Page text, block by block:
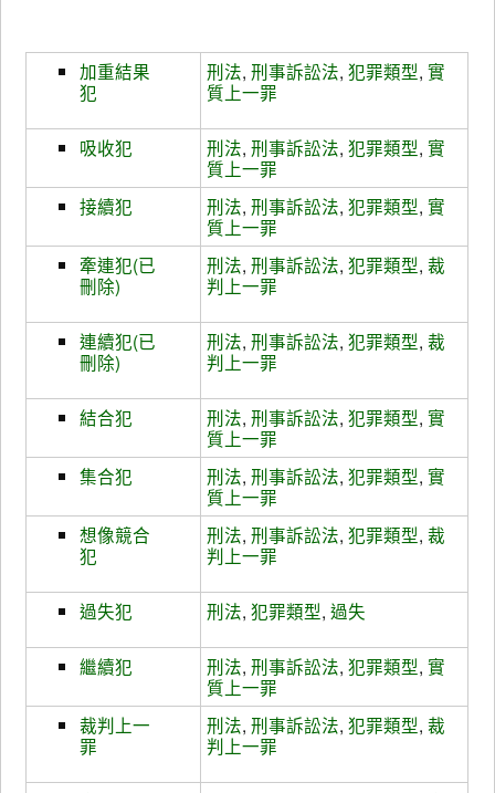
加重結果
犯
刑法,刑事訴訟法,犯罪類型,實
質上一罪
吸收犯 刑法,刑事訴訟法,犯罪類型,實
質上一罪
接續犯
刑法,刑事訴訟法,犯罪類型,實
質上一罪
牽連犯(已
刪除)
刑法,刑事訴訟法,犯罪類型,裁
判上一罪
連續犯(已
刪除)
刑法,刑事訴訟法,犯罪類型,裁
判上一罪
結合犯 刑法,刑事訴訟法,犯罪類型,實
質上一罪
集合犯
刑法,刑事訴訟法,犯罪類型,實
質上一罪
想像競合
犯
刑法,刑事訴訟法,犯罪類型,裁
判上一罪
過失犯 刑法,犯罪類型,過失
繼續犯 刑法,刑事訴訟法,犯罪類型,實
質上一罪
裁判上一
罪
刑法,刑事訴訟法,犯罪類型,裁
判上一罪